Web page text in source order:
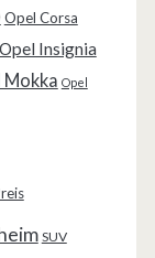
Opel Corsa
Opel Insignia
Mokka Opel
SUV